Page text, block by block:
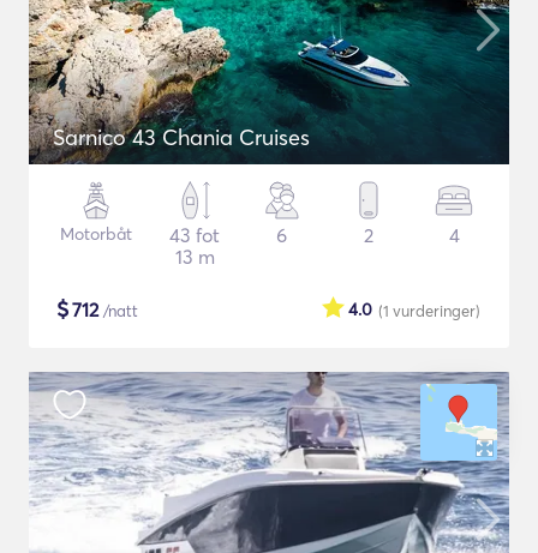
Sarnico 43 Chania Cruises
Motorbåt
43 fot
13 m
6 2 4
$712/natt (1 vurderinger)
4.0